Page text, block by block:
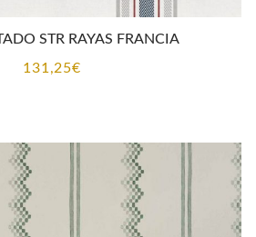
STR RAYAS FRANCIA
131,25€